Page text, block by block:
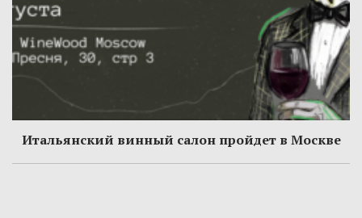
Итальянский винный салон пройдет в Москве